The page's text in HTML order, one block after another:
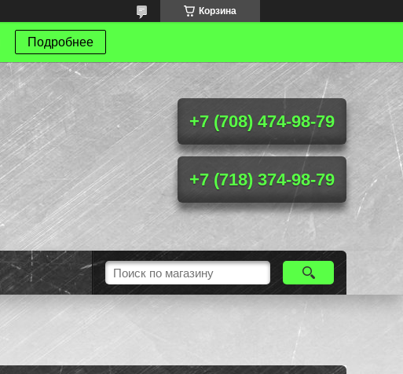
Корзина
Подробнее
+7 (708) 474-98-79
+7 (718) 374-98-79